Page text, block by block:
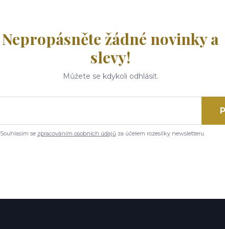
Nepropásněte žádné novinky a
slevy!
Můžete se kdykoli odhlásit.
Souhlasím se zpracováním osobních údajůza účelem rozesílky newsletteru.